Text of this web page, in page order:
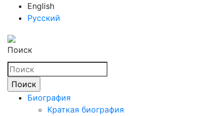
English
Русский
Поиск
Биография
Краткая биография